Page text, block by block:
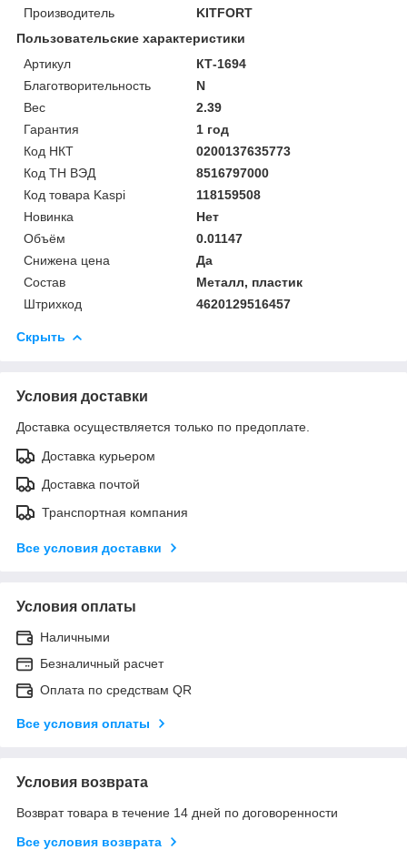
Производитель
KITFORT
Пользовательские характеристики
Артикул
КТ-1694
Благотворительность
N
Вес
2.39
Гарантия
1 год
Код НКТ
0200137635773
Код ТН ВЭД
8516797000
Код товара Kaspi
118159508
Новинка
Нет
Объём
0.01147
Снижена цена
Да
Состав
Металл, пластик
Штрихкод
4620129516457
Скрыть
Условия доставки
Доставка осуществляется только по предоплате.
Доставка курьером
Доставка почтой
Транспортная компания
Все условия доставки
Условия оплаты
Наличными
Безналичный расчет
Оплата по средствам QR
Все условия оплаты
Условия возврата
Возврат товара в течение 14 дней по договоренности
Все условия возврата